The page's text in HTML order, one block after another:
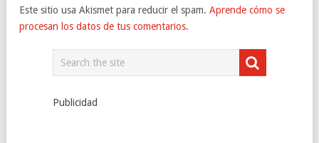
Este sitio usa Akismet para reducir el spam. Aprende cómo se
procesan los datos de tus comentarios.
Publicidad